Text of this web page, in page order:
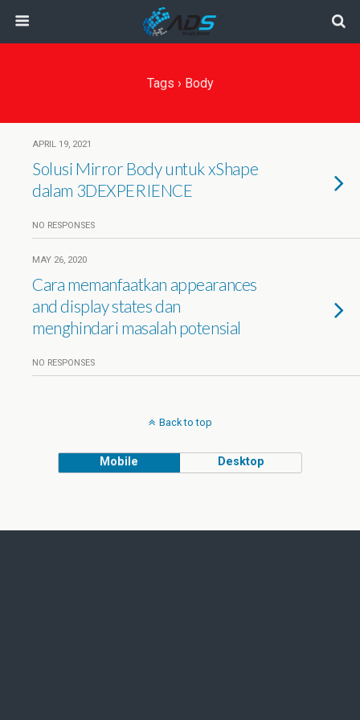
Tags › Body
APRIL 19, 2021
Solusi Mirror Body untuk xShape
dalam 3DEXPERIENCE
NO RESPONSES
MAY 26, 2020
Cara memanfaatkan appearances
and display states dan
menghindari masalah potensial
NO RESPONSES
Back to top
Mobile Desktop